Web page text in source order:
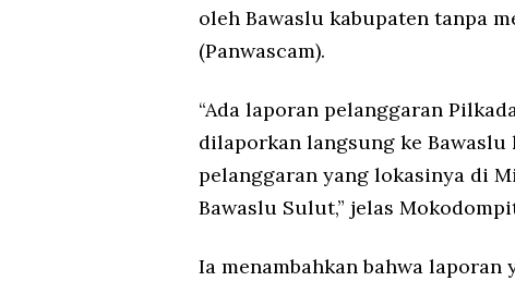
oleh Bawaslu kabupaten tanpa
(Panwascam).
“Ada laporan pelanggaran
dilaporkan langsung ke Bawaslu
pelanggaran yang lokasinya di
Bawaslu Sulut,” jelas
Ia menambahkan bahwa